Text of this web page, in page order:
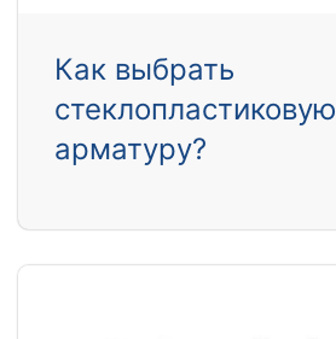
Как выбрать
стеклопластиковую
арматуру?